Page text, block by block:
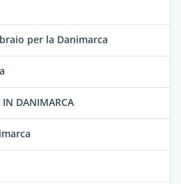
per la Danimarca
IN DANIMARCA